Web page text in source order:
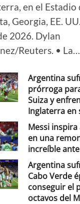
en el Estadio
Georgia, EE.
2026. Dylan
Reuters. • La…
Argentina
prórroga
Suiza y
Inglaterra en
Messi
en una
increíble
Argentina
Cabo Verde
conseguir el
octavos del